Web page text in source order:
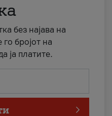
без најава на
бројот на
ја платите.